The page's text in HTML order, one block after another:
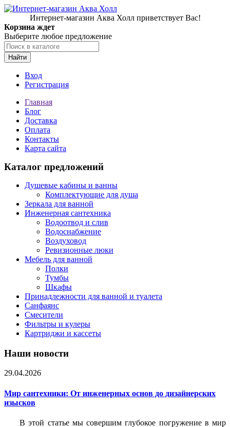
Интернет-магазин Аква Холл приветствует Вас!
Корзина ждет
Выберите любое предложение
Найти
Вход
Регистрация
Главная
Блог
Доставка
Оплата
Контакты
Карта сайта
Каталог предложений
Душевые кабины и ванны
Комплектующие для душа
Зеркала для ванной
Инженерная сантехника
Водоотвод и слив
Водоснабжение
Воздуховод
Ревизионные люки
Мебель для ванной
Полки
Тумбы
Шкафы
Принадлежности для ванной и туалета
Санфаянс
Смесители
Фильтры и кулеры
Картриджи и кассеты
Наши новости
29.04.2026
Мир сантехники: От инженерных основ до дизайнерских
изысков
В этой статье мы совершим глубокое погружение в мир